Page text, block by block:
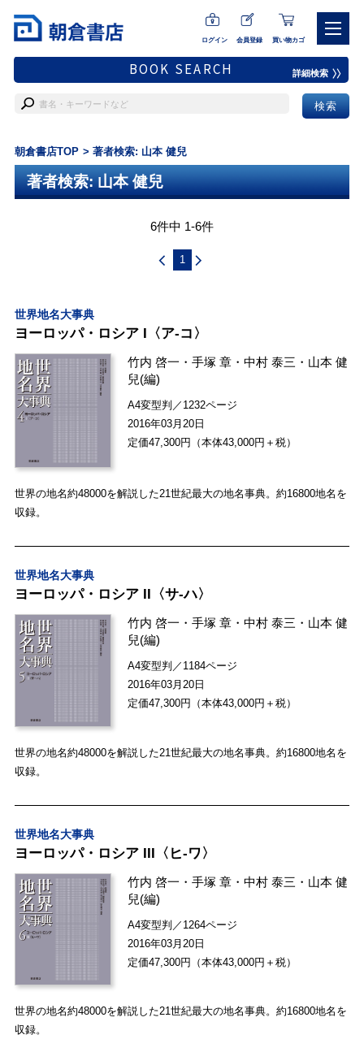
ログイン 会員登録 買い物カゴ
BOOK SEARCH 詳細検索
朝倉書店TOP 著者検索: 山本 健兒
著者検索: 山本 健兒
6件中 1-6件
1
世界地名大事典
ヨーロッパ・ロシア I〈ア-コ〉
竹内 啓一 ・手塚 章 ・中村 泰三 ・ 山本 健
兒(編)
A4変型判／1232ページ
2016年03月20日
定価47,300円（本体43,000円＋税）
世界の地名約48000を解説した21世紀最大の地名事典。約16800地名を
収録。
世界地名大事典
ヨーロッパ・ロシア II〈サ-ハ〉
竹内 啓一 ・手塚 章 ・中村 泰三 ・ 山本 健
兒(編)
A4変型判／1184ページ
2016年03月20日
定価47,300円（本体43,000円＋税）
世界の地名約48000を解説した21世紀最大の地名事典。約16800地名を
収録。
世界地名大事典
ヨーロッパ・ロシア III〈ヒ-ワ〉
竹内 啓一 ・手塚 章 ・中村 泰三 ・ 山本 健
兒(編)
A4変型判／1264ページ
2016年03月20日
定価47,300円（本体43,000円＋税）
世界の地名約48000を解説した21世紀最大の地名事典。約16800地名を
収録。